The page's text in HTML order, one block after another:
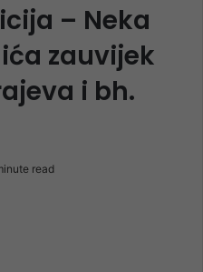
– Neka
zauvijek
i bh.
read